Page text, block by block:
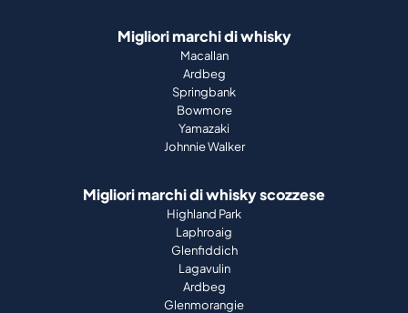
Migliori marchi di whisky
Macallan
Ardbeg
Springbank
Bowmore
Yamazaki
Johnnie Walker
Migliori marchi di whisky scozzese
Highland Park
Laphroaig
Glenfiddich
Lagavulin
Ardbeg
Glenmorangie